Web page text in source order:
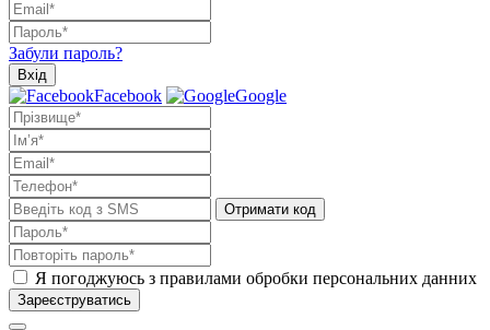
Забули пароль?
Вхід
Facebook Google
Отримати код
Я погоджуюсь з правилами обробки персональних данних
Зареєструватись